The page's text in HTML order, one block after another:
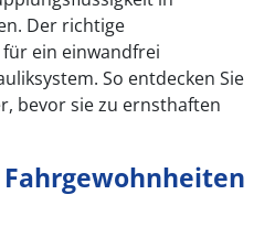
Der richtige
ein einwandfrei
So entdecken Sie
bevor sie zu ernsthaften
Fahrgewohnheiten